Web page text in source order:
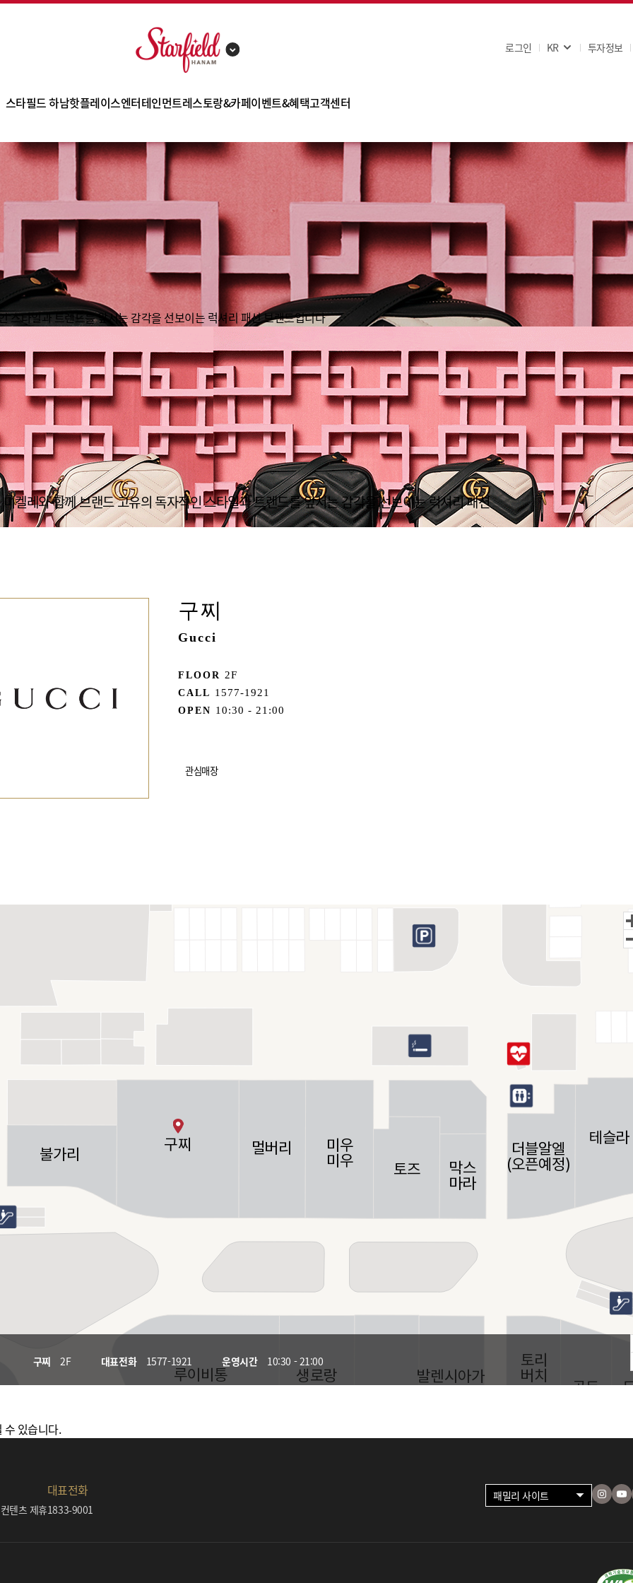
스타필드 하남
점포 소개
층별안내
카테고리 안내
편의시설
오시는길
주차안내
핫플레이스
해외유명브랜드
신세계백화점
트레이더스 홀세일 클럽
일렉트로마트
토이킹덤
몰리스 펫샵
한샘
엔터테인먼트
아쿠아필드
메가박스
영풍문고
펫파크
레스토랑&카페
고메스트리트
잇토피아
이벤트&혜택
사은행사
쿠폰
고객센터
FAQ
공지사항
고객문의
로그인 KR 투자정보
스타일과 트렌드를 앞서는 감각을 선보이는 럭셔리 패션 브랜드입니다
켈레와 함께 브랜드 고유의 독자적인 스타일과 트렌드를 앞서는 감각을 선보이는 럭셔리 패션
구찌
Gucci
FLOOR 2F
CALL 1577-1921
OPEN 10:30 - 21:00
관심매장
구찌 2F 대표전화 1577-1921 운영시간 10:30 - 21:00
수 있습니다.
텐츠 제휴
대표전화
1833-9001
패밀리 사이트